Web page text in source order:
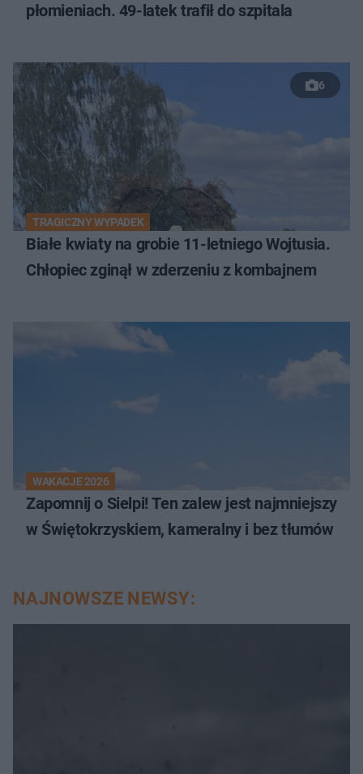
płomieniach. 49-latek trafił do szpitala
6
TRAGICZNY WYPADEK
Białe kwiaty na grobie 11-letniego Wojtusia.
Chłopiec zginął w zderzeniu z kombajnem
WAKACJE 2026
Zapomnij o Sielpi! Ten zalew jest najmniejszy
w Świętokrzyskiem, kameralny i bez tłumów
NAJNOWSZE NEWSY: